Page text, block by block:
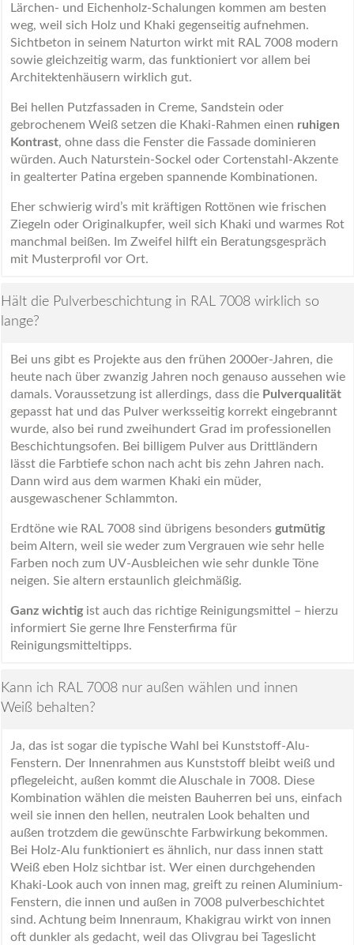
Lärchen- und Eichenholz-Schalungen kommen am besten
weg, weil sich Holz und Khaki gegenseitig aufnehmen.
Sichtbeton in seinem Naturton wirkt mit RAL 7008 modern
sowie gleichzeitig warm, das funktioniert vor allem bei
Architektenhäusern wirklich gut.
Bei hellen Putzfassaden in Creme, Sandstein oder
gebrochenem Weiß setzen die Khaki-Rahmen einen ruhigen
Kontrast, ohne dass die Fenster die Fassade dominieren
würden. Auch Naturstein-Sockel oder Cortenstahl-Akzente
in gealterter Patina ergeben spannende Kombinationen.
Eher schwierig wird’s mit kräftigen Rottönen wie frischen
Ziegeln oder Originalkupfer, weil sich Khaki und warmes Rot
manchmal beißen. Im Zweifel hilft ein Beratungsgespräch
mit Musterprofil vor Ort.
Hält die Pulverbeschichtung in RAL 7008 wirklich so
lange?
Bei uns gibt es Projekte aus den frühen 2000er-Jahren, die
heute nach über zwanzig Jahren noch genauso aussehen wie
damals. Voraussetzung ist allerdings, dass die Pulverqualität
gepasst hat und das Pulver werksseitig korrekt eingebrannt
wurde, also bei rund zweihundert Grad im professionellen
Beschichtungsofen. Bei billigem Pulver aus Drittländern
lässt die Farbtiefe schon nach acht bis zehn Jahren nach.
Dann wird aus dem warmen Khaki ein müder,
ausgewaschener Schlammton.
Erdtöne wie RAL 7008 sind übrigens besonders gutmütig
beim Altern, weil sie weder zum Vergrauen wie sehr helle
Farben noch zum UV-Ausbleichen wie sehr dunkle Töne
neigen. Sie altern erstaunlich gleichmäßig.
Ganz wichtig ist auch das richtige Reinigungsmittel – hierzu
informiert Sie gerne Ihre Fensterfirma für
Reinigungsmitteltipps.
Kann ich RAL 7008 nur außen wählen und innen
Weiß behalten?
Ja, das ist sogar die typische Wahl bei Kunststoff-Alu-
Fenstern. Der Innenrahmen aus Kunststoff bleibt weiß und
pflegeleicht, außen kommt die Aluschale in 7008. Diese
Kombination wählen die meisten Bauherren bei uns, einfach
weil sie innen den hellen, neutralen Look behalten und
außen trotzdem die gewünschte Farbwirkung bekommen.
Bei Holz-Alu funktioniert es ähnlich, nur dass innen statt
Weiß eben Holz sichtbar ist. Wer einen durchgehenden
Khaki-Look auch von innen mag, greift zu reinen Aluminium-
Fenstern, die innen und außen in 7008 pulverbeschichtet
sind. Achtung beim Innenraum, Khakigrau wirkt von innen
oft dunkler als gedacht, weil das Olivgrau bei Tageslicht